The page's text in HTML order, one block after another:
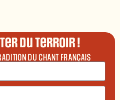
du terroir !
DU CHANT FRANÇAIS